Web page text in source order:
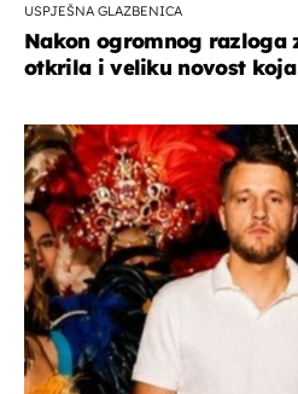
USPJEŠNA GLAZBENICA
Nakon ogromnog razloga
otkrila i veliku novost